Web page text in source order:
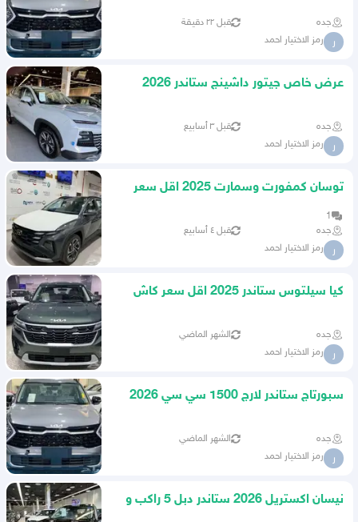
جده قبل ٢٢ دقيقة
ر رمز الاختيار احمد
عرض خاص جيتور داشينج ستاندر 2026
جده قبل ٣ أسابيع
ر رمز الاختيار احمد
توسان كمفورت وسمارت 2025 اقل سعر
1
جده
قبل ٤ أسابيع
ر رمز الاختيار احمد
كيا سيلتوس ستاندر 2025 اقل سعر كاش
جده الشهر الماضي
ر رمز الاختيار احمد
سبورتاج ستاندر لارج 1500 سي سي 2026
جده الشهر الماضي
ر رمز الاختيار احمد
نيسان اكستريل 2026 ستاندر دبل 5 راكب و